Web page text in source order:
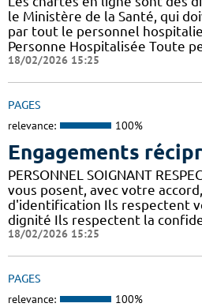
le Ministère de la Santé, qui
par tout le personnel
Personne Hospitalisée Toute
18/02/2026 15:25
PAGES
relevance: 100%
Engagements
PERSONNEL SOIGNANT
vous posent, avec votre
d'identification Ils respectent
dignité Ils respectent la
18/02/2026 15:25
PAGES
relevance: 100%